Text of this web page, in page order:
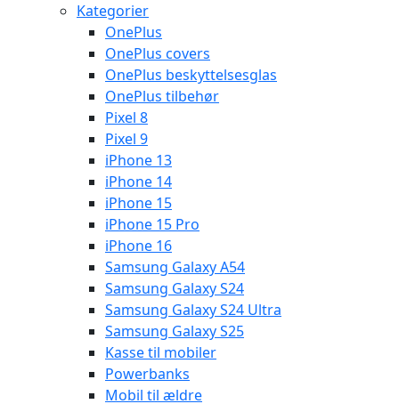
Kategorier
OnePlus
OnePlus covers
OnePlus beskyttelsesglas
OnePlus tilbehør
Pixel 8
Pixel 9
iPhone 13
iPhone 14
iPhone 15
iPhone 15 Pro
iPhone 16
Samsung Galaxy A54
Samsung Galaxy S24
Samsung Galaxy S24 Ultra
Samsung Galaxy S25
Kasse til mobiler
Powerbanks
Mobil til ældre